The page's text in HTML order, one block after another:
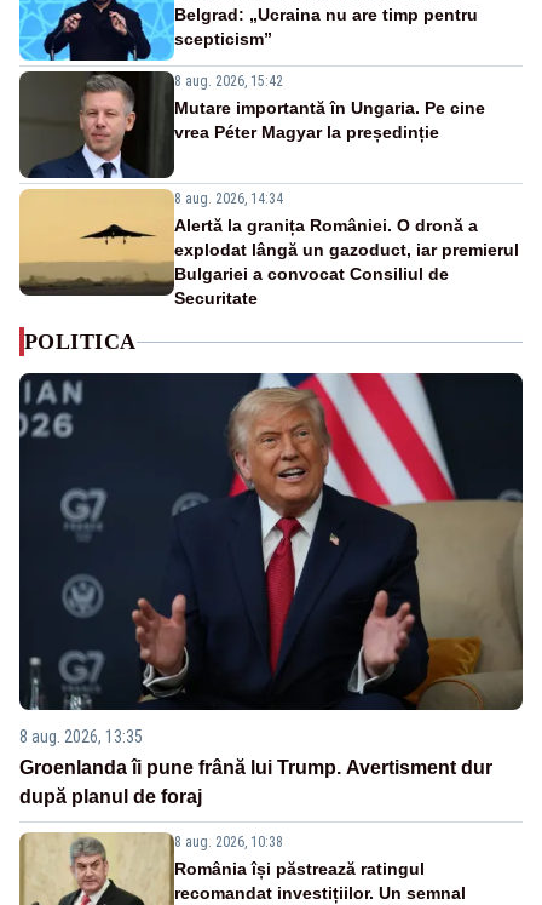
Belgrad: „Ucraina nu are timp pentru
scepticism”
8 aug. 2026, 15:42
Mutare importantă în Ungaria. Pe cine
vrea Péter Magyar la președinție
8 aug. 2026, 14:34
Alertă la granița României. O dronă a
explodat lângă un gazoduct, iar premierul
Bulgariei a convocat Consiliul de
Securitate
POLITICA
8 aug. 2026, 13:35
Groenlanda îi pune frână lui Trump. Avertisment dur
după planul de foraj
8 aug. 2026, 10:38
România își păstrează ratingul
recomandat investițiilor. Un semnal